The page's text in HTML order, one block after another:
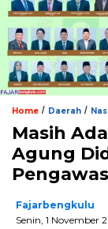
Home / Daerah /
Masih
Agung
Fajarbengkulu
Senin, 1 November